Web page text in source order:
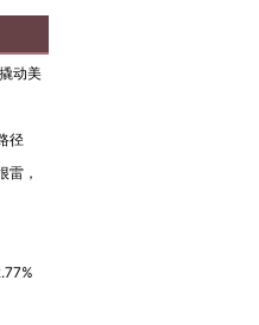
【商旅对话】华住集团
CFO：不靠规模取胜，华
动美
径
雷，